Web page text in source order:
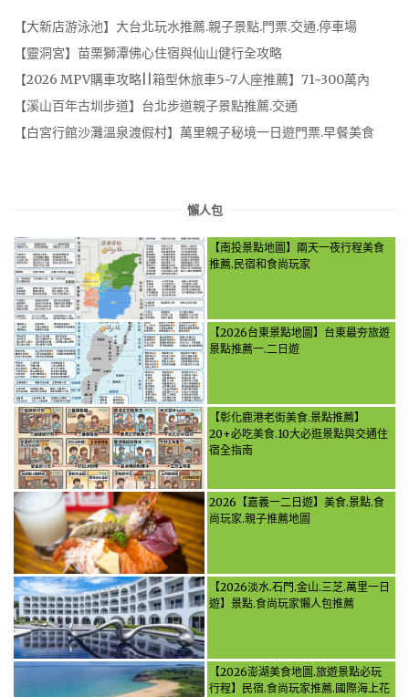
【大新店游泳池】大台北玩水推薦.親子景點.門票.交通.停車場
【靈洞宮】苗栗獅潭佛心住宿與仙山健行全攻略
【2026 MPV購車攻略||箱型休旅車5~7人座推薦】71~300萬內
【溪山百年古圳步道】台北步道親子景點推薦.交通
【白宮行館沙灘溫泉渡假村】萬里親子秘境一日遊門票.早餐美食
懶人包
【南投景點地圖】兩天一夜行程美食
推薦.民宿和食尚玩家
【2026台東景點地圖】台東最夯旅遊
景點推薦一.二日遊
【彰化鹿港老街美食.景點推薦】
20+必吃美食.10大必逛景點與交通住
宿全指南
2026【嘉義一二日遊】美食.景點.食
尚玩家.親子推薦地圖
【2026淡水.石門.金山.三芝.萬里一日
遊】景點.食尚玩家懶人包推薦
【2026澎湖美食地圖.旅遊景點必玩
行程】民宿.食尚玩家推薦.國際海上花